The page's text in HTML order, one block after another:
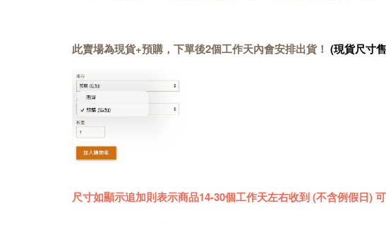
此賣場為現貨+預購，下單後2個工作天內會安排出貨！ (現貨尺寸
尺寸如顯示追加則表示商品14-30個工作天左右收到 (不含例假日)